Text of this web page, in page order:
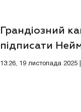
Грандіозний
підписати
13:26, 19 листопада